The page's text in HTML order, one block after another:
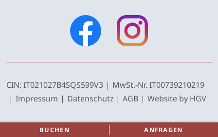
BUCHEN ANFRAGEN
CIN:IT021027B4SQS599V3 MwSt.-Nr. IT00739210219
Impressum
Datenschutz AGB Website by HGV